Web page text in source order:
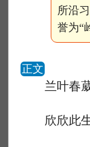
所沿
誉为“
正文
兰叶春葳
欣欣此生